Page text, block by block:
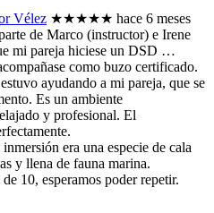
Vélez ★★★★★ hace 6 meses
de Marco (instructor) e Irene
mi pareja hiciese un DSD …
como buzo certificado.
ayudando a mi pareja, que se
Es un ambiente
y profesional. El
era una especie de cala
y llena de fauna marina.
10, esperamos poder repetir.